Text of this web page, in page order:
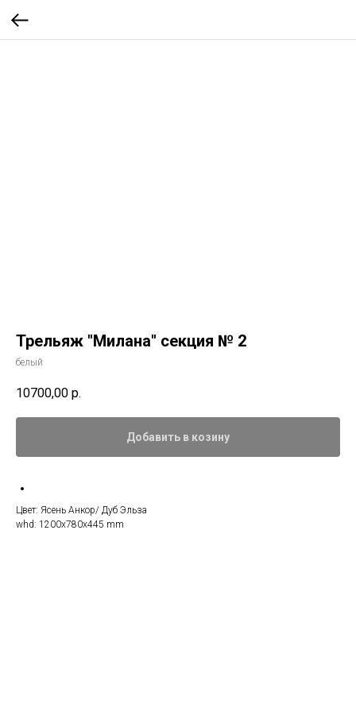
Трельяж "Милана" секция № 2
белый
10700,00 р.
Добавить в козину
Цвет: Ясень Анкор/ Дуб Эльза
whd: 1200x780x445 mm